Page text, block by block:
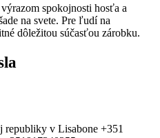
spokojnosti hosťa a
na svete. Pre ľudí na
dôležitou súčasťou zárobku.
republiky v Lisabone +351